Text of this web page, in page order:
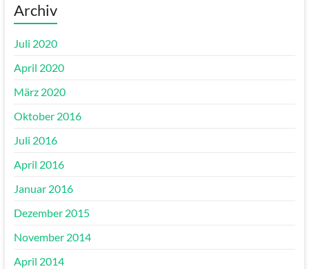
Archiv
Juli 2020
April 2020
März 2020
Oktober 2016
Juli 2016
April 2016
Januar 2016
Dezember 2015
November 2014
April 2014